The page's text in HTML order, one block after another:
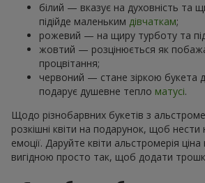
білий — вказує на духовність та
підійде маленьким дівчаткам;
рожевий — на щиру турботу та
жовтий — розцінюється як
процвітання;
червоний — стане зіркою букета
подарує душевне тепло матусі.
Щодо різнобарвних букетів з
розкішні квіти на подарунок, щоб нести
емоції. Даруйте квіти альстромерія ціна
вигідною просто так, щоб додати